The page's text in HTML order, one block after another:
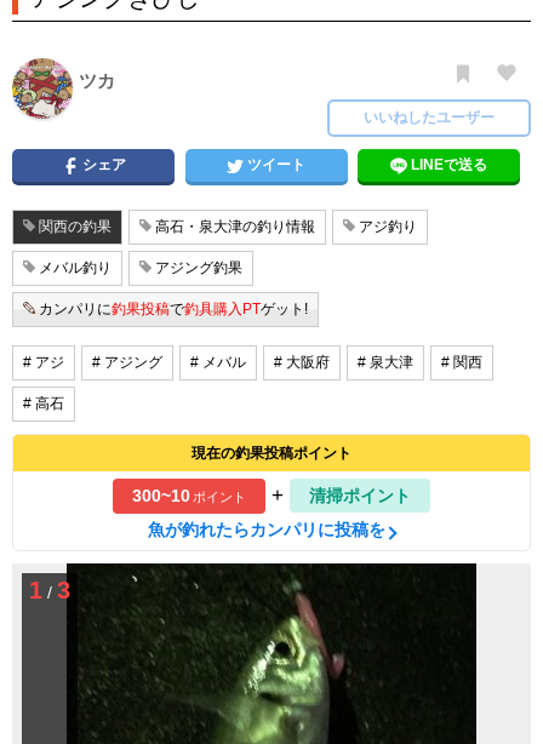
ツカ
いいねしたユーザー
シェア ツイート LINEで送る
関西の釣果 高石・泉大津の釣り情報 アジ釣り
メバル釣り アジング釣果
カンパリに釣果投稿で釣具購入PTゲット!
# アジ # アジング # メバル # 大阪府 # 泉大津 # 関西
# 高石
現在の釣果投稿ポイント
300~10ポイント +
清掃ポイント
魚が釣れたらカンパリに投稿を
1 / 3